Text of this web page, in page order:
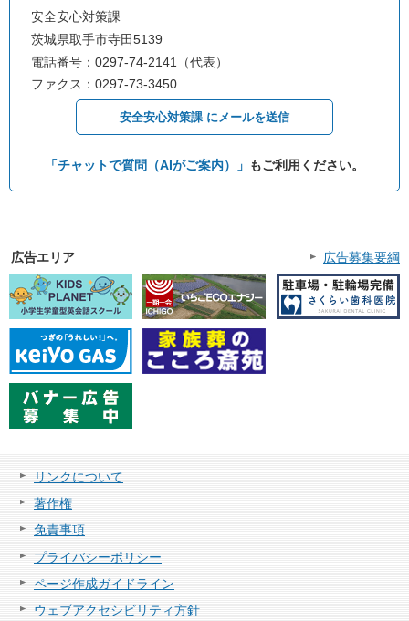
安全安心対策課
茨城県取手市寺田5139
電話番号：0297-74-2141（代表）
ファクス：0297-73-3450
安全安心対策課 にメールを送信
「チャットで質問（AIがご案内）」 もご利用ください。
広告エリア 広告募集要綱
リンクについて
著作権
免責事項
プライバシーポリシー
ページ作成ガイドライン
ウェブアクセシビリティ方針